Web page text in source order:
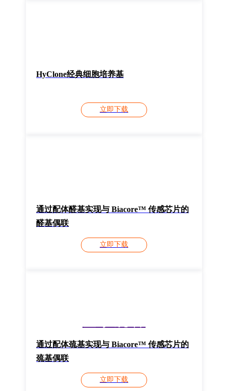
HyClone经典细胞培养基
立即下载
通过配体醛基实现与 Biacore™ 传感芯片的
醛基偶联
立即下载
通过配体巯基实现与 Biacore™ 传感芯片的
巯基偶联
立即下载